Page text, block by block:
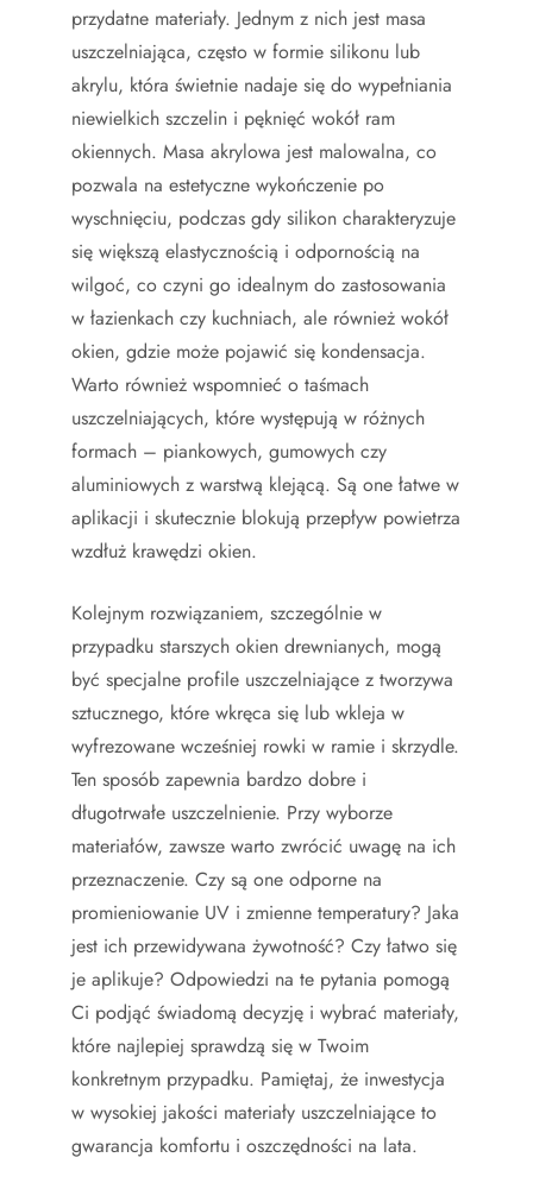
przydatne materiały. Jednym z nich jest masa
uszczelniająca, często w formie silikonu lub
akrylu, która świetnie nadaje się do wypełniania
niewielkich szczelin i pęknięć wokół ram
okiennych. Masa akrylowa jest malowalna, co
pozwala na estetyczne wykończenie po
wyschnięciu, podczas gdy silikon charakteryzuje
się większą elastycznością i odpornością na
wilgoć, co czyni go idealnym do zastosowania
w łazienkach czy kuchniach, ale również wokół
okien, gdzie może pojawić się kondensacja.
Warto również wspomnieć o taśmach
uszczelniających, które występują w różnych
formach – piankowych, gumowych czy
aluminiowych z warstwą klejącą. Są one łatwe w
aplikacji i skutecznie blokują przepływ powietrza
wzdłuż krawędzi okien.
Kolejnym rozwiązaniem, szczególnie w
przypadku starszych okien drewnianych, mogą
być specjalne profile uszczelniające z tworzywa
sztucznego, które wkręca się lub wkleja w
wyfrezowane wcześniej rowki w ramie i skrzydle.
Ten sposób zapewnia bardzo dobre i
długotrwałe uszczelnienie. Przy wyborze
materiałów, zawsze warto zwrócić uwagę na ich
przeznaczenie. Czy są one odporne na
promieniowanie UV i zmienne temperatury? Jaka
jest ich przewidywana żywotność? Czy łatwo się
je aplikuje? Odpowiedzi na te pytania pomogą
Ci podjąć świadomą decyzję i wybrać materiały,
które najlepiej sprawdzą się w Twoim
konkretnym przypadku. Pamiętaj, że inwestycja
w wysokiej jakości materiały uszczelniające to
gwarancja komfortu i oszczędności na lata.